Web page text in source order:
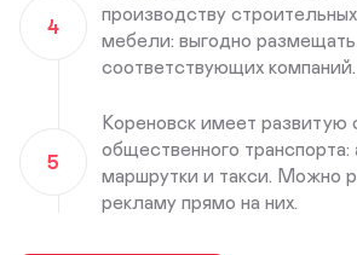
4
производству
мебели: выгодно
соответствующих компаний.
5
Кореновск имеет развитую
общественного транспорта:
маршрутки и такси. Можно
рекламу прямо на них.